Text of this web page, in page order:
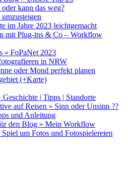
kann das weg?
im Jahre 2023 leichtgemacht
mit Plug-ins & Co – Workflow
» FoPaNet 2023
in NRW
oder Mond perfekt planen
(+Karte)
| Tipps | Standorte
auf Reisen » Sinn oder Unsinn ??
und Anleitung
den Blog » Mein Workflow
um Fotos und Fotospielereien